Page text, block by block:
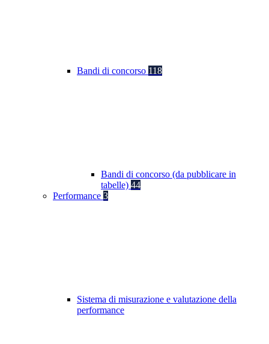
Bandi di concorso 118
Bandi di concorso (da pubblicare in
tabelle) 44
Performance 3
Sistema di misurazione e valutazione della
performance